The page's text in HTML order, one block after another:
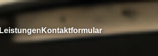
Leistungen Kontaktformular